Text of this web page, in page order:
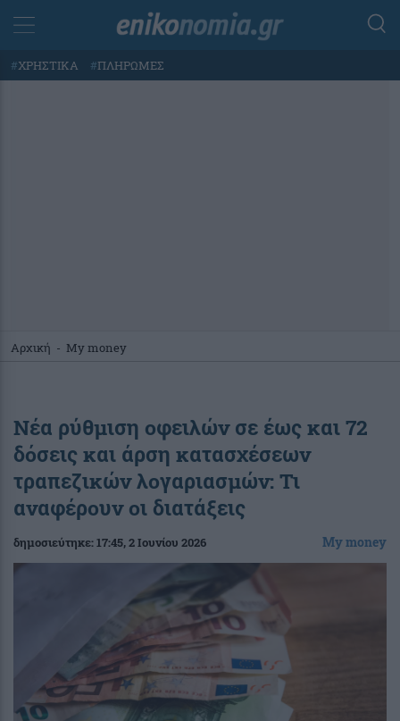
#ΧΡΗΣΤΙΚΑ #ΠΛΗΡΩΜΕΣ
Αρχική - My money
Nέα ρύθμιση οφειλών σε έως και 72
δόσεις και άρση κατασχέσεων
τραπεζικών λογαριασμών: Τι
αναφέρουν οι διατάξεις
δημοσιεύτηκε:17:45, 2 Ιουνίου 2026 My money